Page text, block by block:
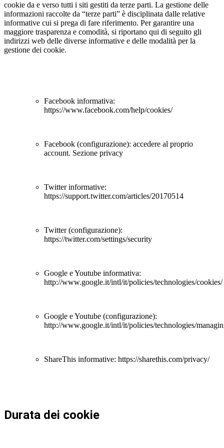
cookie da e verso tutti i siti gestiti da terze parti. La gestione delle
informazioni raccolte da “terze parti” è disciplinata dalle relative
informative cui si prega di fare riferimento. Per garantire una
maggiore trasparenza e comodità, si riportano qui di seguito gli
indirizzi web delle diverse informative e delle modalità per la
gestione dei cookie.
Facebook informativa:
https://www.facebook.com/help/cookies/
Facebook (configurazione): accedere al proprio
account. Sezione privacy
Twitter informative:
https://support.twitter.com/articles/20170514
Twitter (configurazione):
https://twitter.com/settings/security
Google e Youtube informativa:
http://www.google.it/intl/it/policies/technologies/cookies/
Google e Youtube (configurazione):
http://www.google.it/intl/it/policies/technologies/
ShareThis informative: https://sharethis.com/privacy/
Durata dei cookie